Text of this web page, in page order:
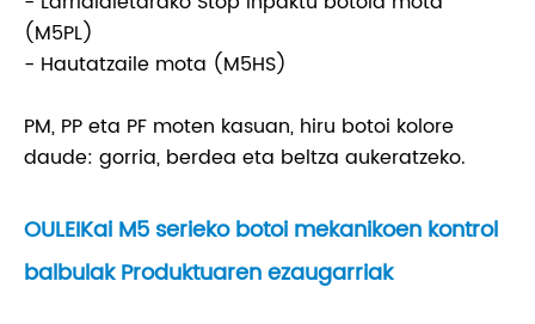
(M5PL)
- Hautatzaile mota (M5HS)
PM, PP eta PF moten kasuan, hiru botoi kolore
daude: gorria, berdea eta beltza aukeratzeko.
OULEIKai M5 serieko botoi mekanikoen kontrol
balbulak Produktuaren ezaugarriak